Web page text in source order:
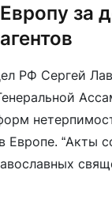
за
РФ Сергей
Европе. “Акты